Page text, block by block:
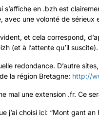
s’affiche en .bzh est
avec une volonté de sérieux
et cela correspond,
(et à l’attente qu’il suscite).
redondance. D’autre
la région Bretagne: http://
mal une extension .fr. Ce
j’ai choisi ici: “Mont gant